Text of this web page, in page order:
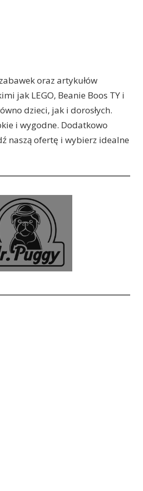
oraz artykułów
jak LEGO, Beanie Boos TY i
dzieci, jak i dorosłych.
i wygodne. Dodatkowo
naszą ofertę i wybierz idealne